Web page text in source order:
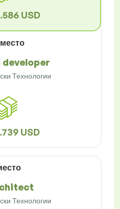
USD
developer
Технологии
USD
Технологии